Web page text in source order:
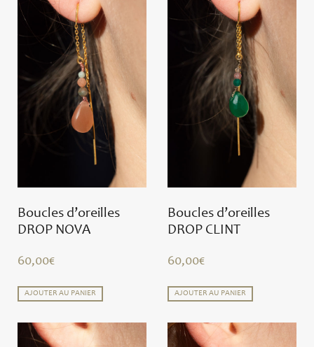
Boucles d’oreilles
DROP NOVA
60,00€
AJOUTER AU PANIER
Boucles d’oreilles
DROP CLINT
60,00€
AJOUTER AU PANIER